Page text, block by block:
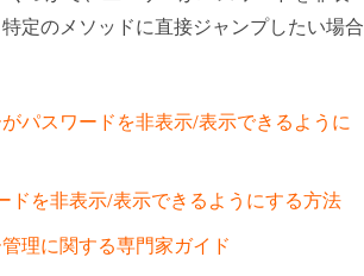
定のメソッドに直接ジャンプしたい場合
パスワードを非表示/表示できるように
ドを非表示/表示できるようにする方法
理に関する専門家ガイド